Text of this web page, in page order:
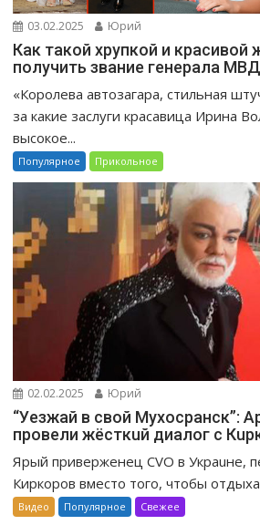
03.02.2025 Юрий
Как такой хрупкой и
получить звание генерала
«Королева автозагара, стильная
за какие заслуги красавица Ирина
высокое...
Популярное Прикольное
02.02.2025 Юрий
“Уeзжaй в свoй Мухоcpaнск”:
провели жёсткuй диалог с
Ярый приверженец CVO в Украuне,
Киркоров вместо того, чтобы
Видео Популярное Свежее